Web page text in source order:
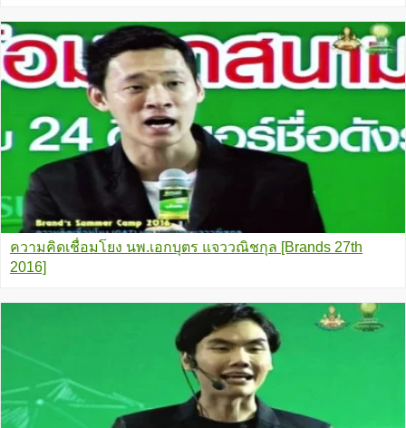
ความคิดเชื่อมโยง นพ.เอกบุตร แจววณิชกุล [Brands 27th
2016]